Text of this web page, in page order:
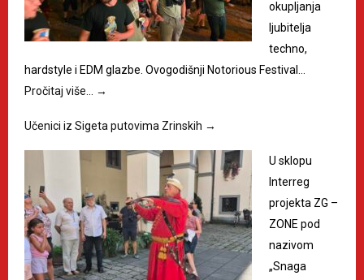
okupljanja
ljubitelja
techno,
hardstyle i EDM glazbe. Ovogodišnji Notorious Festival…
Pročitaj više… →
Učenici iz Sigeta putovima Zrinskih →
U sklopu
Interreg
projekta ZG –
ZONE pod
nazivom
„Snaga